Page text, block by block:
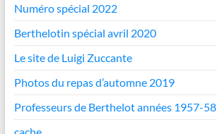
Numéro spécial 2022
Berthelotin spécial avril 2020
Le site de Luigi Zuccante
Photos du repas d’automne 2019
Professeurs de Berthelot années 1957-58